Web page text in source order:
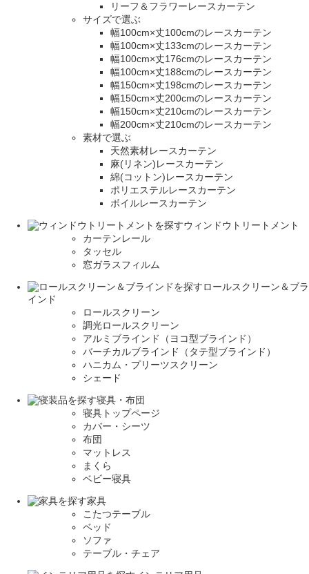
リーフ＆フラワーレースカーテン
サイズで選ぶ
幅100cm×丈100cmのレースカーテン
幅100cm×丈133cmのレースカーテン
幅100cm×丈176cmのレースカーテン
幅100cm×丈188cmのレースカーテン
幅150cm×丈198cmのレースカーテン
幅150cm×丈200cmのレースカーテン
幅150cm×丈210cmのレースカーテン
幅200cm×丈210cmのレースカーテン
素材で選ぶ
天然素材レースカーテン
麻(リネン)レースカーテン
綿(コットン)レースカーテン
ポリエステルレースカーテン
ボイルレースカーテン
ウィンドウトリートメント
カーテンレール
タッセル
窓ガラスフィルム
ロールスクリーン＆ブラ
インド
ロールスクリーン
調光ロールスクリーン
アルミブラインド（ヨコ型ブラインド）
バーチカルブラインド（タテ型ブラインド）
ハニカム・プリーツスクリーン
シェード
寝具・布団
寝具トップページ
カバー・シーツ
布団
マットレス
まくら
ベビー寝具
家具
こたつテーブル
ベッド
ソファ
テーブル・チェア